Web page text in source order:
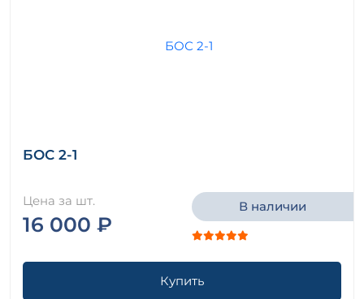
БОС 2-1
Цена за шт.
16 000 ₽
В наличии
Купить